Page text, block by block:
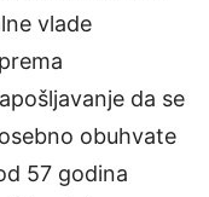
vlade
da se
obuhvate
57 godina